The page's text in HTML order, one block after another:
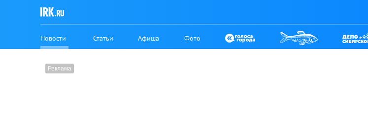
Новости Статьи Афиша Фото